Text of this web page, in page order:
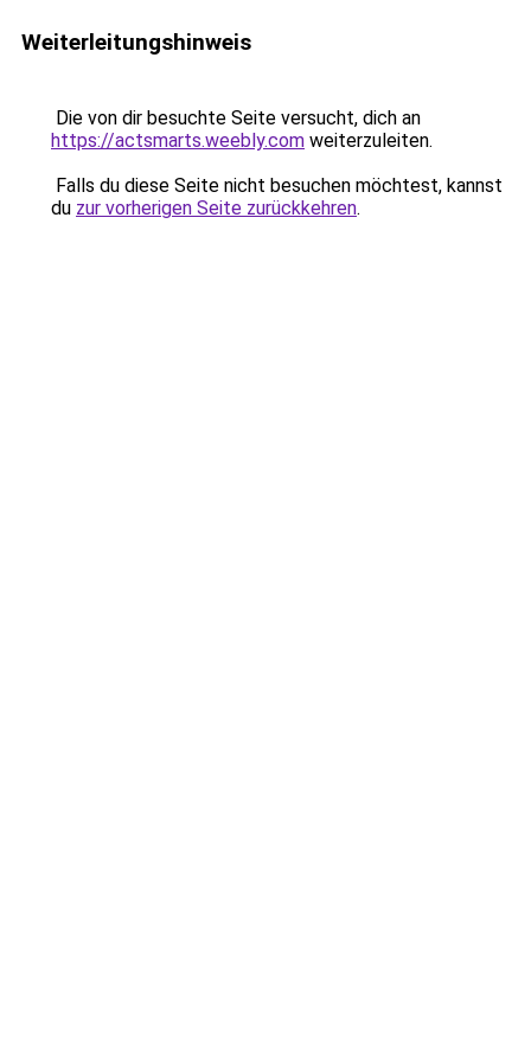
Weiterleitungshinweis
Die von dir besuchte Seite versucht, dich an
https://actsmarts.weebly.com weiterzuleiten.
Falls du diese Seite nicht besuchen möchtest, kannst
du zur vorherigen Seite zurückkehren.